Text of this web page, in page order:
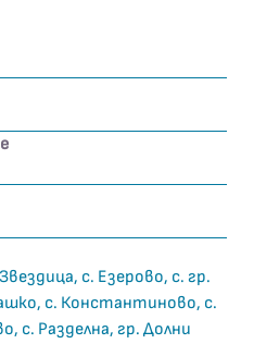
с. Езерово, с. гр.
с. Константиново, с.
с. Разделна, гр. Долни